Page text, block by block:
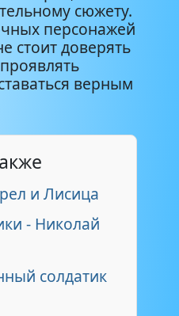
сюжету.
персонажей
стоит доверять
верным
и Лисица
- Николай
солдатик